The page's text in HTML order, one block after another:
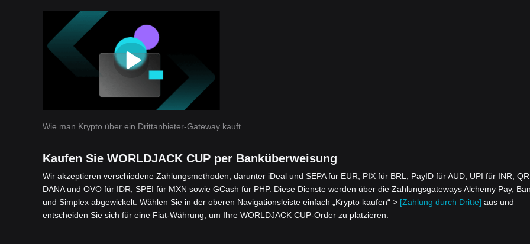
Wie man Krypto über ein Drittanbieter-Gateway kauft
Kaufen Sie WORLDJACK CUP per Banküberweisung
Wir akzeptieren verschiedene Zahlungsmethoden, darunter iDeal und SEPA für EUR, PIX für BRL, PayID für AUD, UPI für INR,
DANA und OVO für IDR, SPEI für MXN sowie GCash für PHP. Diese Dienste werden über die Zahlungsgateways Alchemy Pay,
und Simplex abgewickelt. Wählen Sie in der oberen Navigationsleiste einfach „Krypto kaufen“ > [Zahlung durch Dritte] aus und
entscheiden Sie sich für eine Fiat-Währung, um Ihre WORLDJACK CUP-Order zu platzieren.